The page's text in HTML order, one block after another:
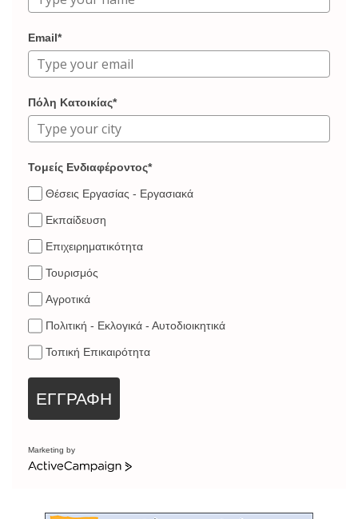
Email*
Πόλη Κατοικίας*
Τομείς Ενδιαφέροντος*
Θέσεις Εργασίας - Εργασιακά
Εκπαίδευση
Επιχειρηματικότητα
Τουρισμός
Αγροτικά
Πολιτική - Εκλογικά - Αυτοδιοικητικά
Τοπική Επικαιρότητα
ΕΓΓΡΑΦΗ
Marketing by